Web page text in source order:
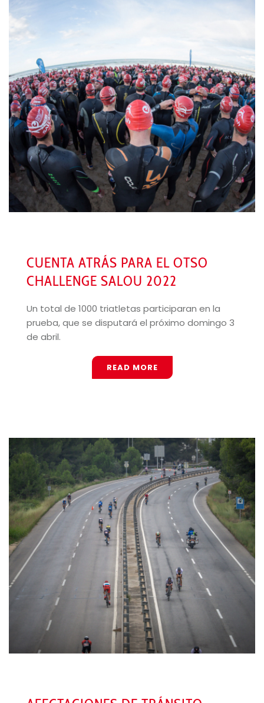
CUENTA ATRÁS PARA EL OTSO
CHALLENGE SALOU 2022
Un total de 1000 triatletas participaran en la
prueba, que se disputará el próximo domingo 3
de abril.
READ MORE